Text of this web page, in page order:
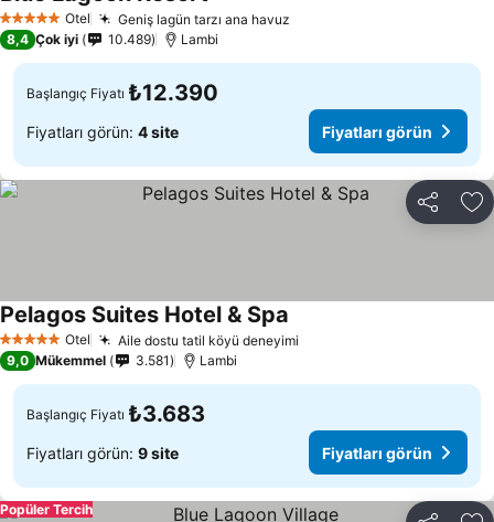
5 Yıldız Otel Geniş lagün tarzı ana havuz
8,4 Çok iyi 10.489 Lambi
Başlangıç Fiyatı ₺12.390
Fiyatları görün: 4 site Fiyatları görün
Paylaş
5 Yıldız Otel Aile dostu tatil köyü deneyimi
Pelagos Suites Hotel & Spa
9,0 Mükemmel 3.581 Lambi
Başlangıç Fiyatı ₺3.683
Fiyatları görün: 9 site Fiyatları görün
Popüler Tercih